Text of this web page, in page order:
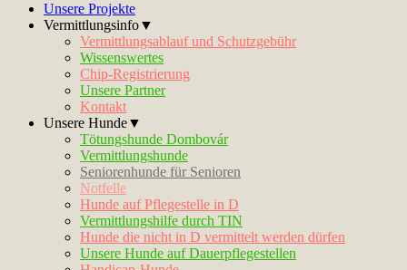
Unsere Projekte
Vermittlungsinfo▼
Vermittlungsablauf und Schutzgebühr
Wissenswertes
Chip-Registrierung
Unsere Partner
Kontakt
Unsere Hunde▼
Tötungshunde Dombovár
Vermittlungshunde
Seniorenhunde für Senioren
Notfelle
Hunde auf Pflegestelle in D
Vermittlungshilfe durch TIN
Hunde die nicht in D vermittelt werden dürfen
Unsere Hunde auf Dauerpflegestellen